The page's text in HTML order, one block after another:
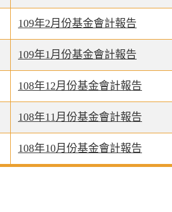
109年2月份基金會計報告
109年1月份基金會計報告
108年12月份基金會計報告
108年11月份基金會計報告
108年10月份基金會計報告